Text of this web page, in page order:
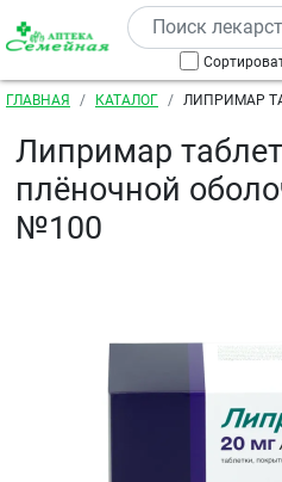
Перейти к основному
Строка навигации
ГЛАВНАЯ КАТАЛОГ
ЛИПРИМАР
Липримар
плёночной
№100